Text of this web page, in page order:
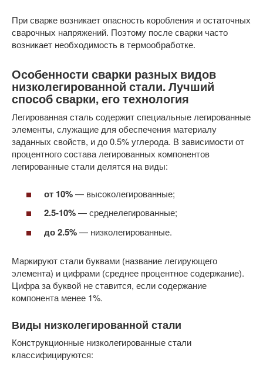
При сварке возникает опасность коробления и остаточных
сварочных напряжений. Поэтому после сварки часто
возникает необходимость в термообработке.
Особенности сварки разных видов
низколегированной стали. Лучший
способ сварки, его технология
Легированная сталь содержит специальные легированные
элементы, служащие для обеспечения материалу
заданных свойств, и до 0.5% углерода. В зависимости от
процентного состава легированных компонентов
легированные стали делятся на виды:
от 10%— высоколегированные;
2.5-10%— среднелегированные;
до 2.5%— низколегированные.
Маркируют стали буквами (название легирующего
элемента) и цифрами (среднее процентное содержание).
Цифра за буквой не ставится, если содержание
компонента менее 1%.
Виды низколегированной стали
Конструкционные низколегированные стали
классифицируются: